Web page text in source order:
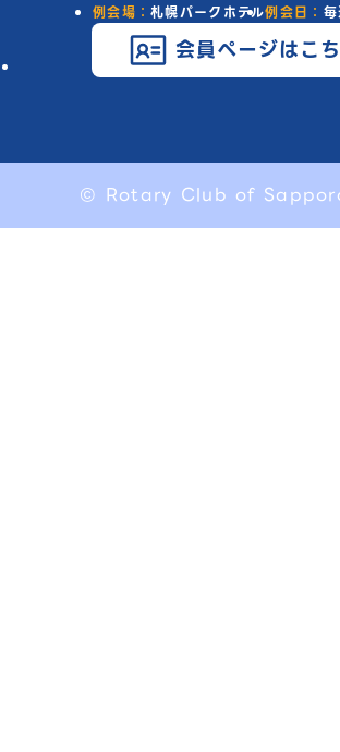
例会場：札幌パークホテル例会日：
会員ページはこ
© Rotary Club of